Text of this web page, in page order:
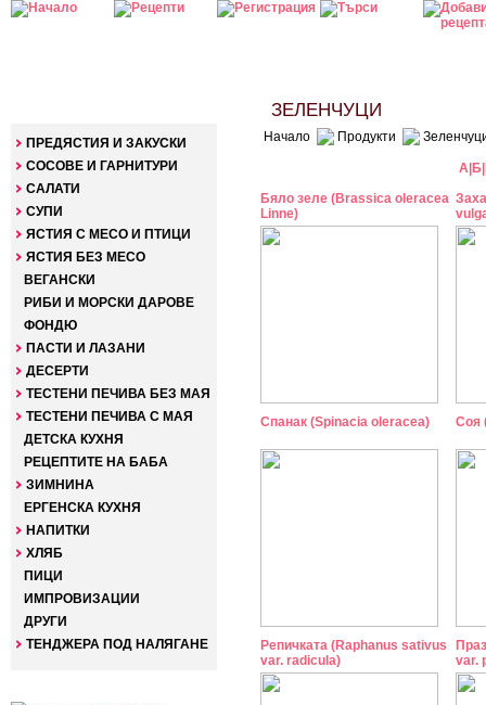
ПРЕДЯСТИЯ И ЗАКУСКИ
СОСОВЕ И ГАРНИТУРИ
САЛАТИ
СУПИ
ЯСТИЯ С МЕСО И ПТИЦИ
ЯСТИЯ БЕЗ МЕСО
ВЕГАНСКИ
РИБИ И МОРСКИ ДАРОВЕ
ФОНДЮ
ПАСТИ И ЛАЗАНИ
ДЕСЕРТИ
ТЕСТЕНИ ПЕЧИВА БЕЗ МАЯ
ТЕСТЕНИ ПЕЧИВА С МАЯ
ДЕТСКА КУХНЯ
РЕЦЕПТИТЕ НА БАБА
ЗИМНИНА
ЕРГЕНСКА КУХНЯ
НАПИТКИ
ХЛЯБ
ПИЦИ
ИМПРОВИЗАЦИИ
ДРУГИ
ТЕНДЖЕРА ПОД НАЛЯГАНЕ
ЗЕЛЕНЧУЦИ
Начало Продукти
А Б
Бяло зеле (Brassica oleracea
Linne)
Спанак (Spinacia oleracea) Соя
Репичката (Raphanus sativus
var. radicula)
var.